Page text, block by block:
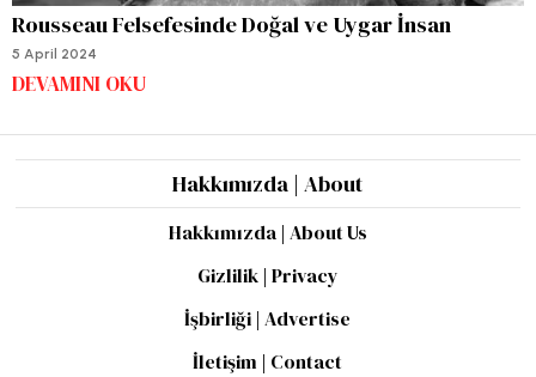
Rousseau Felsefesinde Doğal ve Uygar İnsan
5 April 2024
DEVAMINI OKU
Hakkımızda | About
Hakkımızda | About Us
Gizlilik | Privacy
İşbirliği | Advertise
İletişim | Contact